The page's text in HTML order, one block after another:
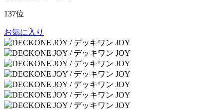
137位
お気に入り